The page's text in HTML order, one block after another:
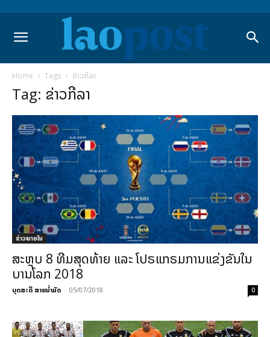
Home Tags ຂ່າວກີລາ
Tag: ຂ່າວກີລາ
ຂ່າວພາຍ​ໃນ
ສະຫຼຸບ 8 ທີມສຸດທ້າຍ ແລະ ໂປຣແກຣມການແຂ່ງຂັນໃນ
ບານໂລກ 2018
ບຸດສະດີ ສາຍນ້ຳມັດ - 05/07/2018 0